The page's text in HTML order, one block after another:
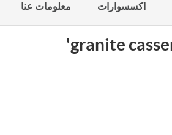
اكسسوارات معلومات عنا